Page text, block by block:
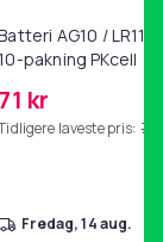
AG10 /
pakning PKcell
71 kr
laveste pris: 76
fredag, 14 aug.